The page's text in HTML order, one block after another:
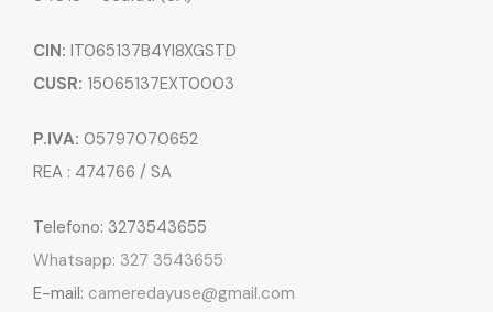
CIN: IT065137B4YI8XGSTD
CUSR: 15065137EXT0003
P.IVA: 05797070652
REA : 474766 / SA
Telefono: 3273543655
Whatsapp: 327 3543655
E-mail: cameredayuse@gmail.com